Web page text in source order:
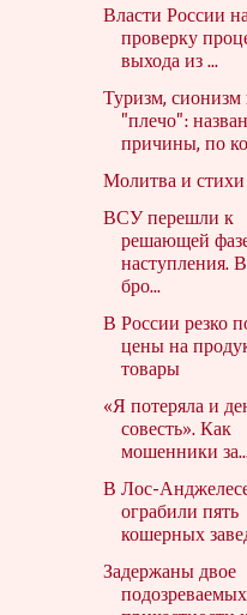
Власти России
проверку
выхода из ...
Туризм, сионизм
"плечо":
причины, по
Молитва и
ВСУ перешли к
решающей
наступления.
бро...
В России резко
цены на
товары
«Я потеряла и
совесть». Как
мошенники
В Лос-
ограбили пять
кошерных
Задержаны двое